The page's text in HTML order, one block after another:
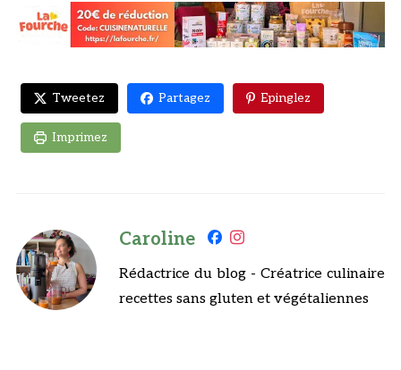
Tweetez Partagez Epinglez
Imprimez
Caroline
Rédactrice du blog - Créatrice culinaire
recettes sans gluten et végétaliennes